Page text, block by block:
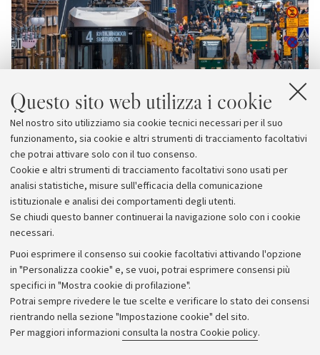
Questo sito web utilizza i cookie
Nel nostro sito utilizziamo sia cookie tecnici necessari per il suo
funzionamento, sia cookie e altri strumenti di tracciamento facoltativi
che potrai attivare solo con il tuo consenso.
Cookie e altri strumenti di tracciamento facoltativi sono usati per
analisi statistiche, misure sull'efficacia della comunicazione
istituzionale e analisi dei comportamenti degli utenti.
Se chiudi questo banner continuerai la navigazione solo con i cookie
necessari.
Puoi esprimere il consenso sui cookie facoltativi attivando l'opzione
in "Personalizza cookie" e, se vuoi, potrai esprimere consensi più
specifici in "Mostra cookie di profilazione".
Potrai sempre rivedere le tue scelte e verificare lo stato dei consensi
rientrando nella sezione "Impostazione cookie" del sito.
Per maggiori informazioni consulta la nostra Cookie policy.
Archivio
Comunicati stampa
Redazione
Rassegna stampa